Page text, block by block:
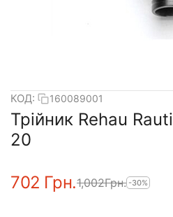
КОД: 160089001
Трійник Rehau
20
‍702‍ Грн.1,002Грн. -30%